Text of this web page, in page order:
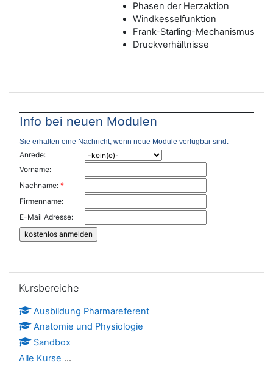
Phasen der Herzaktion
Windkesselfunktion
Frank-Starling-Mechanismus
Druckverhältnisse
Info bei neuen Modulen
Sie erhalten eine Nachricht, wenn neue Module verfügbar sind.
Anrede:
Vorname:
Nachname: *
Firmenname:
E-Mail Adresse:
Kursbereiche
Ausbildung Pharmareferent
Anatomie und Physiologie
Sandbox
Alle Kurse ...